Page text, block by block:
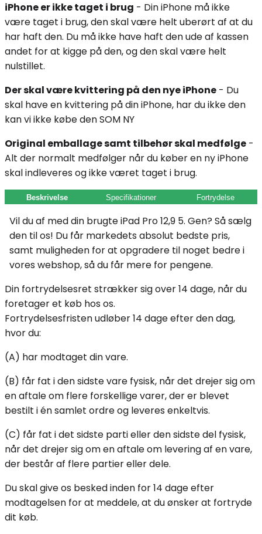
iPhone er ikke taget i brug - Din iPhone må ikke
være taget i brug, den skal være helt uberørt af at du
har haft den. Du må ikke have haft den ude af kassen
andet for at kigge på den, og den skal være helt
nulstillet.
Der skal være kvittering på den nye iPhone - Du
skal have en kvittering på din iPhone, har du ikke den
kan vi ikke købe den SOM NY
Original emballage samt tilbehør skal medfølge -
Alt der normalt medfølger når du køber en ny iPhone
skal indleveres og ikke været taget i brug.
Beskrivelse Specifikationer Fortrydelse
Vil du af med din brugte iPad Pro 12,9 5. Gen? Så sælg
den til os! Du får markedets absolut bedste pris,
samt muligheden for at opgradere til noget bedre i
vores webshop, så du får mere for pengene.
Din fortrydelsesret strækker sig over 14 dage, når du
foretager et køb hos os.
Fortrydelsesfristen udløber 14 dage efter den dag,
hvor du:
(A) har modtaget din vare.
(B) får fat i den sidste vare fysisk, når det drejer sig om
en aftale om flere forskellige varer, der er blevet
bestilt i én samlet ordre og leveres enkeltvis.
(C) får fat i det sidste parti eller den sidste del fysisk,
når det drejer sig om en aftale om levering af en vare,
der består af flere partier eller dele.
Du skal give os besked inden for 14 dage efter
modtagelsen for at meddele, at du ønsker at fortryde
dit køb.